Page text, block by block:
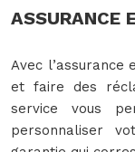
ASSURANCE
Avec l’assurance
et faire des
service vous
personnaliser